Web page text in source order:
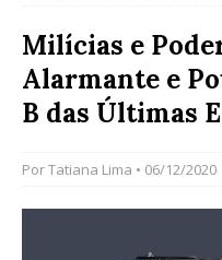
Milícias e
Alarmante e
B das Últimas
PorTatiana Lima • 06/12/2020